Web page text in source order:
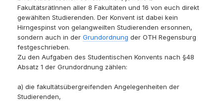
FakultätsrätInnen aller 8 Fakultäten und 16 von euch direkt
gewählten Studierenden. Der Konvent ist dabei kein
Hirngespinst von gelangweilten Studierenden ersonnen,
sondern auch in der Grundordnung der OTH Regensburg
festgeschrieben.
Zu den Aufgaben des Studentischen Konvents nach §48
Absatz 1 der Grundordnung zählen:
a) die fakultätsübergreifenden Angelegenheiten der
Studierenden,